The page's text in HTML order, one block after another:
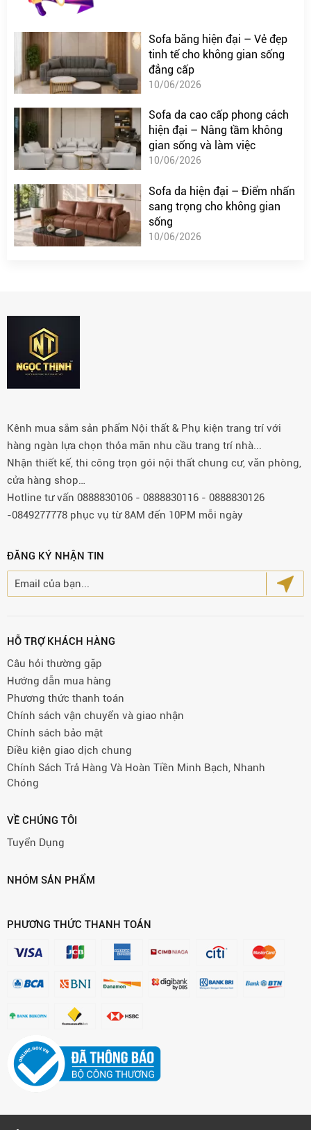
Sofa băng hiện đại – Vẻ đẹp
tinh tế cho không gian sống
đẳng cấp
10/06/2026
Sofa da cao cấp phong cách
hiện đại – Nâng tầm không
gian sống và làm việc
10/06/2026
Sofa da hiện đại – Điểm nhấn
sang trọng cho không gian
sống
10/06/2026
Kênh mua sắm sản phẩm Nội thất & Phụ kiện trang trí với
hàng ngàn lựa chọn thỏa mãn nhu cầu trang trí nhà...
Nhận thiết kế, thi công trọn gói nội thất chung cư, văn phòng,
cửa hàng shop…
Hotline tư vấn 0888830106 - 0888830116 - 0888830126
-0849277778 phục vụ từ 8AM đến 10PM mỗi ngày
ĐĂNG KÝ NHẬN TIN
HỖ TRỢ KHÁCH HÀNG
Câu hỏi thường gặp
Hướng dẫn mua hàng
Phương thức thanh toán
Chính sách vận chuyển và giao nhận
Chính sách bảo mật
Điều kiện giao dịch chung
Chính Sách Trả Hàng Và Hoàn Tiền Minh Bạch, Nhanh
Chóng
VỀ CHÚNG TÔI
Tuyển Dụng
NHÓM SẢN PHẨM
PHƯƠNG THỨC THANH TOÁN